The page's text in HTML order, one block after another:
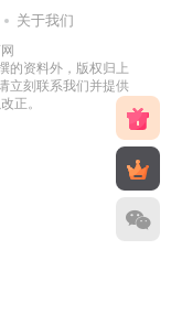
关于我们
的资料外，版权归上
立刻联系我们并提供
正。